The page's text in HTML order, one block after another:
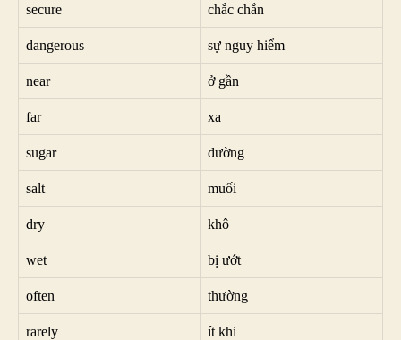
secure chắc chắn
dangerous sự nguy hiểm
near ở gần
far xa
sugar đường
salt muối
dry khô
wet bị ướt
often thường
rarely ít khi